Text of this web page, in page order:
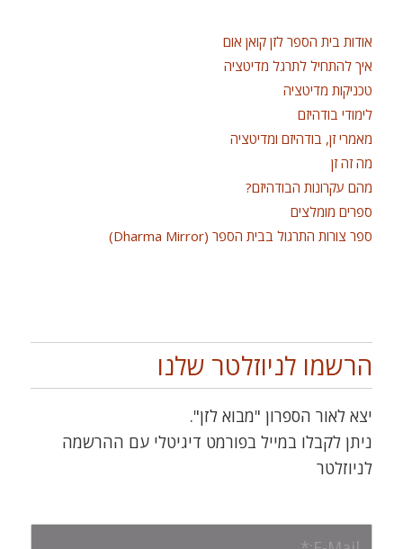
אודות בית הספר לזן קואן אום
איך להתחיל לתרגל מדיטציה
טכניקות מדיטציה
לימודי בודהיזם
מאמרי זן, בודהיזם ומדיטציה
מה זה זן
מהם עקרונות הבודהיזם?
ספרים מומלצים
ספר צורות התרגול בבית הספר (Dharma Mirror)
הרשמו לניוזלטר שלנו
יצא לאור הספרון "מבוא לזן".
ניתן לקבלו במייל בפורמט דיגיטלי עם ההרשמה
לניוזלטר